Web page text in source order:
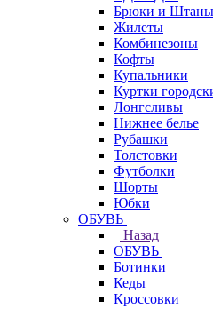
Брюки и Штаны
Жилеты
Комбинезоны
Кофты
Купальники
Куртки
Лонгсливы
Нижнее белье
Рубашки
Толстовки
Футболки
Шорты
Юбки
ОБУВЬ
Назад
ОБУВЬ
Ботинки
Кеды
Кроссовки